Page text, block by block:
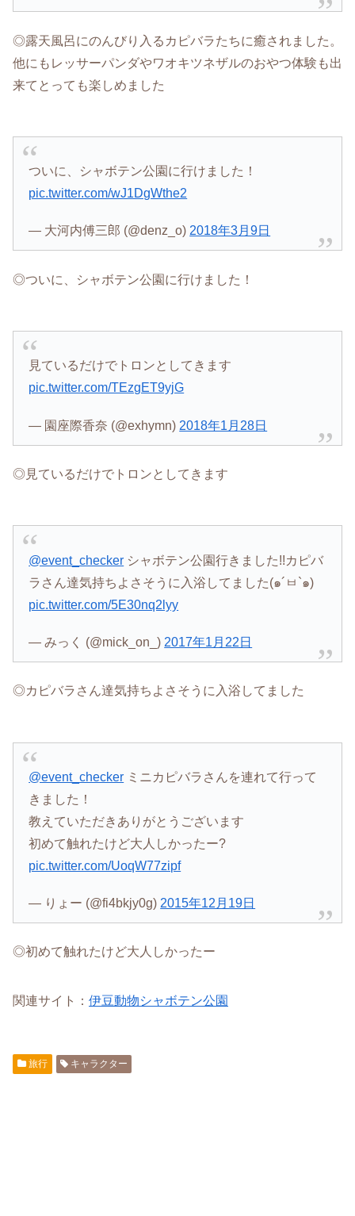
◎露天風呂にのんびり入るカピバラたちに癒されました。
他にもレッサーパンダやワオキツネザルのおやつ体験も出
来てとっても楽しめました
ついに、シャボテン公園に行けました！
pic.twitter.com/wJ1DgWthe2
— 大河内傅三郎 (@denz_o)2018年3月9日
◎ついに、シャボテン公園に行けました！
見ているだけでトロンとしてきます
pic.twitter.com/TEzgET9yjG
— 園座際香奈 (@exhymn) 2018年1月28日
◎見ているだけでトロンとしてきます
@event_checker シャボテン公園行きました!!カピバ
ラさん達気持ちよさそうに入浴してました(๑´ㅂ`๑)
pic.twitter.com/5E30nq2lyy
— みっく (@mick_on_) 2017年1月22日
◎カピバラさん達気持ちよさそうに入浴してました
@event_checker ミニカピバラさんを連れて行って
きました！
教えていただきありがとうございます
初めて触れたけど大人しかったー?
pic.twitter.com/UoqW77zipf
— りょー (@fi4bkjy0g) 2015年12月19日
◎初めて触れたけど大人しかったー
関連サイト： 伊豆動物シャボテン公園
旅行 キャラクター